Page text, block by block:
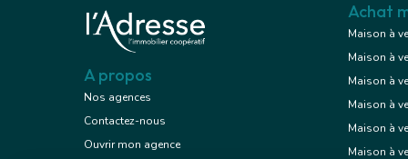
Voir le bien
A propos
Nos agences
Contactez-nous
Ouvrir mon agence
Achat
Maison à
Maison à
Maison à
Maison à
Maison à
Maison à